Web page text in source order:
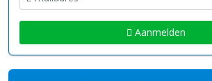
Aanmelden